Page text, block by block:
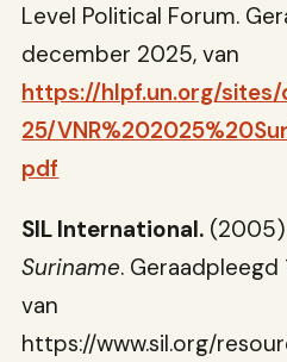
Level Political Forum.
december 2025, van
https://hlpf.un.org/
25/
pdf
SIL International.
Suriname.
van
https://www.sil.org/